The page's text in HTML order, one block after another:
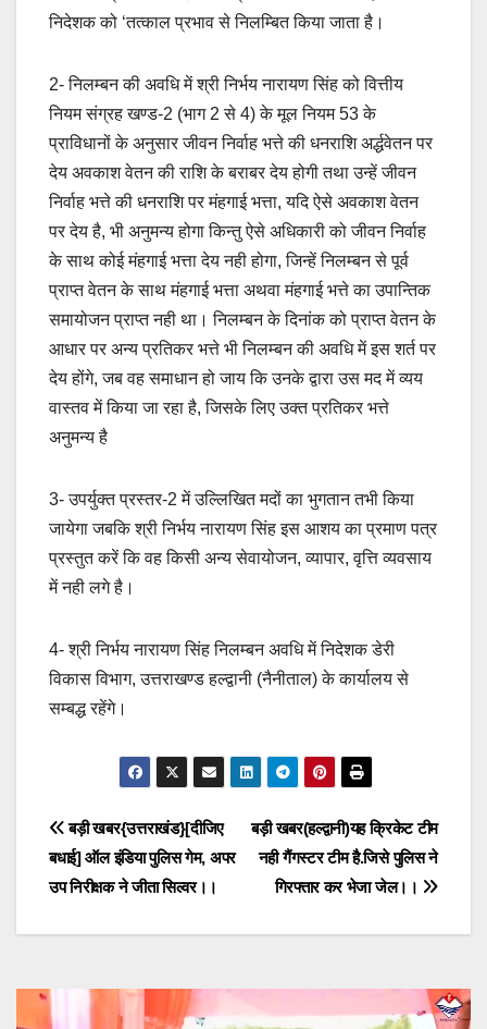
निदेशक को ‘तत्काल प्रभाव से निलम्बित किया जाता है।
2- निलम्बन की अवधि में श्री निर्भय नारायण सिंह को वित्तीय
नियम संग्रह खण्ड-2 (भाग 2 से 4) के मूल नियम 53 के
प्राविधानों के अनुसार जीवन निर्वाह भत्ते की धनराशि अर्द्धवेतन पर
देय अवकाश वेतन की राशि के बराबर देय होगी तथा उन्हें जीवन
निर्वाह भत्ते की धनराशि पर मंहगाई भत्ता, यदि ऐसे अवकाश वेतन
पर देय है, भी अनुमन्य होगा किन्तु ऐसे अधिकारी को जीवन निर्वाह
के साथ कोई मंहगाई भत्ता देय नही होगा, जिन्हें निलम्बन से पूर्व
प्राप्त वेतन के साथ मंहगाई भत्ता अथवा मंहगाई भत्ते का उपान्तिक
समायोजन प्राप्त नही था। निलम्बन के दिनांक को प्राप्त वेतन के
आधार पर अन्य प्रतिकर भत्ते भी निलम्बन की अवधि में इस शर्त पर
देय होंगे, जब वह समाधान हो जाय कि उनके द्वारा उस मद में व्यय
वास्तव में किया जा रहा है, जिसके लिए उक्त प्रतिकर भत्ते
अनुमन्य है
3- उपर्युक्त प्रस्तर-2 में उल्लिखित मदों का भुगतान तभी किया
जायेगा जबकि श्री निर्भय नारायण सिंह इस आशय का प्रमाण पत्र
प्रस्तुत करें कि वह किसी अन्य सेवायोजन, व्यापार, वृत्ति व्यवसाय
में नही लगे है।
4- श्री निर्भय नारायण सिंह निलम्बन अवधि में निदेशक डेरी
विकास विभाग, उत्तराखण्ड हल्द्वानी (नैनीताल) के कार्यालय से
सम्बद्ध रहेंगे।
Post
navigation
बड़ी खबर(हल्द्वानी)यह क्रिकेट टीम
नही गैंगस्टर टीम है.जिसे पुलिस ने
गिरफ्तार कर भेजा जेल।।
बड़ी खबर{उत्तराखंड}[दीजिए
बधाई] ऑल इंडिया पुलिस गेम, अपर
उप निरीक्षक ने जीता सिल्वर।।